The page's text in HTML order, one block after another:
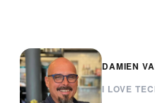
DAMIEN
I LOVE